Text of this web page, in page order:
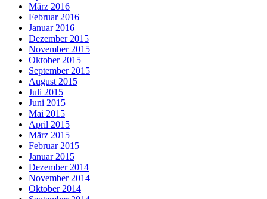
März 2016
Februar 2016
Januar 2016
Dezember 2015
November 2015
Oktober 2015
September 2015
August 2015
Juli 2015
Juni 2015
Mai 2015
April 2015
März 2015
Februar 2015
Januar 2015
Dezember 2014
November 2014
Oktober 2014